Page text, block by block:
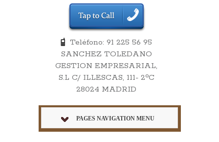
Teléfono: 91 225 56 95
SANCHEZ TOLEDANO
GESTION EMPRESARIAL,
S.L C/ ILLESCAS, 111- 2ºC
28024 MADRID
PAGES NAVIGATION MENU